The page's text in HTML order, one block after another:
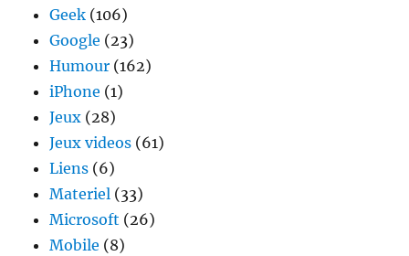
Geek (106)
Google (23)
Humour (162)
iPhone (1)
Jeux (28)
Jeux videos (61)
Liens (6)
Materiel (33)
Microsoft (26)
Mobile (8)